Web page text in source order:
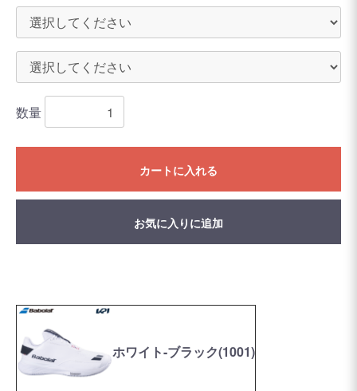
数量
カートに入れる
お気に入りに追加
ホワイト-ブラック(1001)